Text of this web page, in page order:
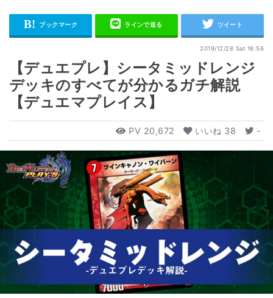
2019/12/28 Sat 16:56
【デュエプレ】シータミッドレンジ
デッキのすべてが分かるガチ解説
【デュエマプレイス】
PV 20,672 いいね 38 -